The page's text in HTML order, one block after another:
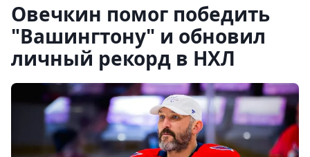
Овечкин помог победить
"Вашингтону" и обновил
личный рекорд в НХЛ